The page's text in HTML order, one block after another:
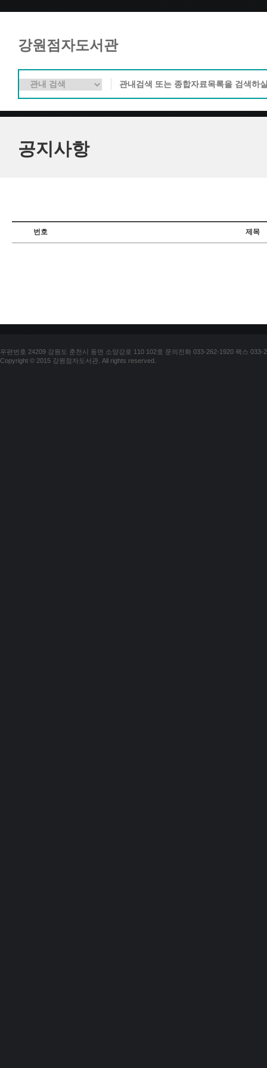
강원점자도서관
공지사항
번호 제목
우편번호 24209 강원도 춘천시 동면 소양강로 110 102호 문의전화 033-262-1920 팩스 033-
Copyright © 2015 강원점자도서관. All rights reserved.